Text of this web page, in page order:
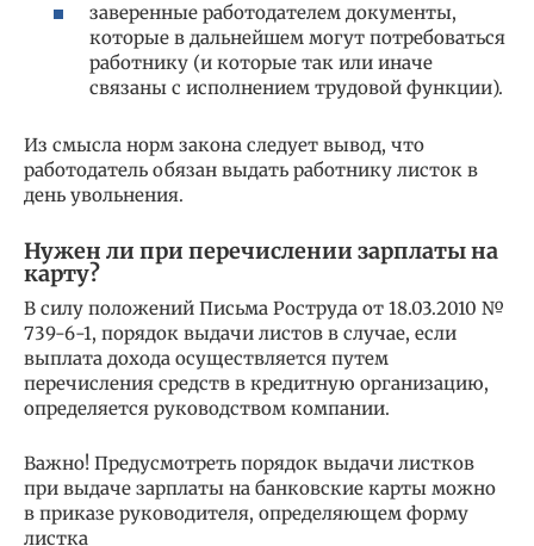
заверенные работодателем документы,
которые в дальнейшем могут потребоваться
работнику (и которые так или иначе
связаны с исполнением трудовой функции).
Из смысла норм закона следует вывод, что
работодатель обязан выдать работнику листок в
день увольнения.
Нужен ли при перечислении зарплаты на
карту?
В силу положений Письма Роструда от 18.03.2010 №
739-6-1, порядок выдачи листов в случае, если
выплата дохода осуществляется путем
перечисления средств в кредитную организацию,
определяется руководством компании.
Важно! Предусмотреть порядок выдачи листков
при выдаче зарплаты на банковские карты можно
в приказе руководителя, определяющем форму
листка